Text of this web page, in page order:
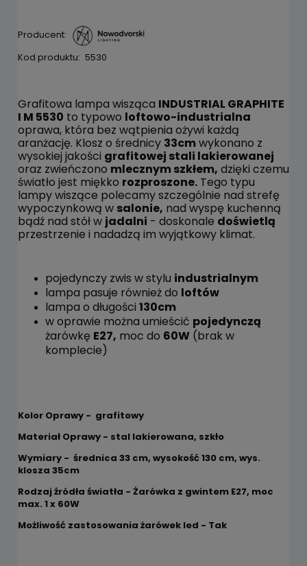
Producent:
Kod produktu: 5530
Grafitowa lampa wisząca INDUSTRIAL GRAPHITE
I M 5530 to typowo loftowo-industrialna
oprawa, która bez wątpienia ożywi każdą
aranżację. Klosz o średnicy 33cmwykonano z
wysokiej jakości grafitowej stali lakierowanej
oraz zwieńczono mlecznym szkłem, dzięki czemu
światło jest miękko rozproszone. Tego typu
lampy wiszące polecamy szczególnie nad strefę
wypoczynkową w salonie, nad wyspę kuchenną
bądź nad stół w jadalni - doskonale doświetlą
przestrzenie i nadadzą im wyjątkowy klimat.
pojedynczy zwis w stylu industrialnym
lampa pasuje również do loftów
lampa o długości 130cm
w oprawie można umieścić pojedynczą
żarówkę E27, moc do 60W (brak w
komplecie)
Kolor Oprawy - grafitowy
Materiał Oprawy - stal lakierowana, szkło
Wymiary - średnica 33 cm, wysokość 130 cm, wys.
klosza 35cm
Rodzaj źródła światła - Żarówka z gwintem E27, moc
max. 1 x 60W
Możliwość zastosowania żarówek led - Tak